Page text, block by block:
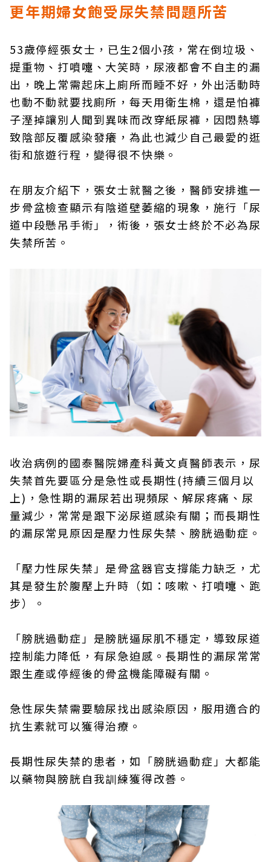
更年期婦女飽受尿失禁問題所苦
53歲停經張女士，已生2個小孩，常在倒垃圾、
提重物、打噴嚏、大笑時，尿液都會不自主的漏
出，晚上常需起床上廁所而睡不好，外出活動時
也動不動就要找廁所，每天用衛生棉，還是怕褲
子溼掉讓別人聞到異味而改穿紙尿褲，因悶熱導
致陰部反覆感染發癢，為此也減少自己最愛的逛
街和旅遊行程，變得很不快樂。
在朋友介紹下，張女士就醫之後，醫師安排進一
步骨盆檢查顯示有陰道壁萎縮的現象，施行「尿
道中段懸吊手術」，術後，張女士終於不必為尿
失禁所苦。
收治病例的國泰醫院婦產科黃文貞醫師表示，尿
失禁首先要區分是急性或長期性(持續三個月以
上)，急性期的漏尿若出現頻尿、解尿疼痛、尿
量減少，常常是跟下泌尿道感染有關；而長期性
的漏尿常見原因是壓力性尿失禁、膀胱過動症。
「壓力性尿失禁」是骨盆器官支撐能力缺乏，尤
其是發生於腹壓上升時（如：咳嗽、打噴嚏、跑
步）。
「膀胱過動症」是膀胱逼尿肌不穩定，導致尿道
控制能力降低，有尿急迫感。長期性的漏尿常常
跟生產或停經後的骨盆機能障礙有關。
急性尿失禁需要驗尿找出感染原因，服用適合的
抗生素就可以獲得治療。
長期性尿失禁的患者，如「膀胱過動症」大都能
以藥物與膀胱自我訓練獲得改善。